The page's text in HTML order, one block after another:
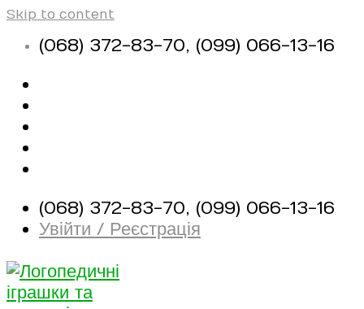
Skip to content
(068) 372-83-70, (099) 066-13-16
(068) 372-83-70, (099) 066-13-16
Увійти / Реєстрація